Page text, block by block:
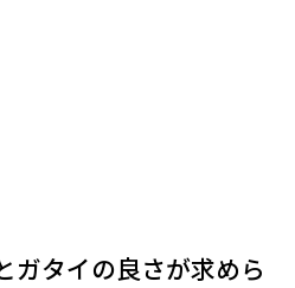
ガタイの良さが求めら